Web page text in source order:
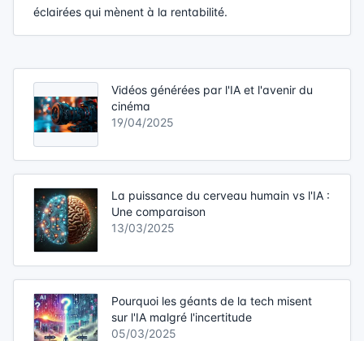
éclairées qui mènent à la rentabilité.
Vidéos générées par l'IA et l'avenir du
cinéma
19/04/2025
La puissance du cerveau humain vs l'IA :
Une comparaison
13/03/2025
Pourquoi les géants de la tech misent
sur l'IA malgré l'incertitude
05/03/2025